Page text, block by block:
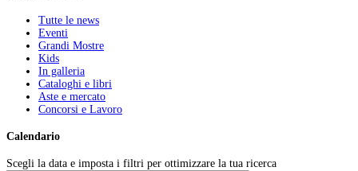
Tutte le news
Eventi
Grandi Mostre
Kids
In galleria
Cataloghi e libri
Aste e mercato
Concorsi e Lavoro
Calendario
Scegli la data e imposta i filtri per ottimizzare la tua ricerca